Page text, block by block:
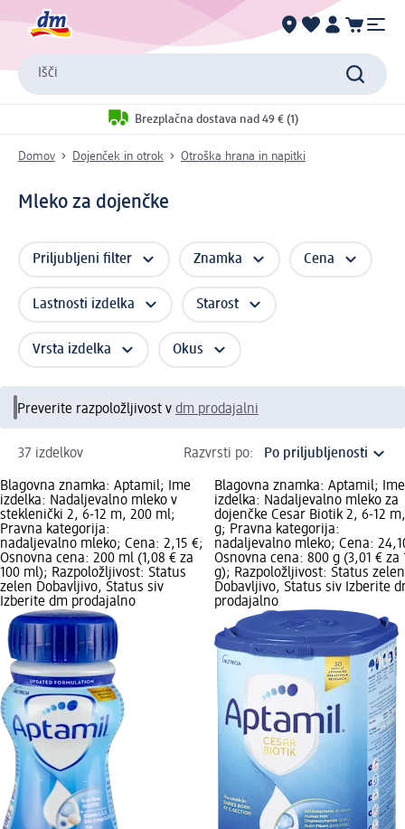
Išči
Brezplačna dostava nad 49 € (1)
Domov Dojenček in otrok Otroška hrana in napitki
Mleko za dojenčke
Priljubljeni filter Znamka Cena
Lastnosti izdelka Starost
Vrsta izdelka Okus
Preverite razpoložljivost v dm prodajalni
37 izdelkov Razvrsti po:
Blagovna znamka: Aptamil; Ime
izdelka: Nadaljevalno mleko v
steklenički 2, 6-12 m, 200 ml;
Pravna kategorija:
nadaljevalno mleko; Cena: 2,15 €;
Osnovna cena: 200 ml (1,08 € za
100 ml); Razpoložljivost: Status
zelen Dobavljivo, Status siv
Izberite dm prodajalno
Blagovna znamka: Aptamil; Ime
izdelka: Nadaljevalno mleko za
dojenčke Cesar Biotik 2, 6-12
g; Pravna kategorija:
nadaljevalno mleko; Cena:
Osnovna cena: 800 g (3,01 € za
g); Razpoložljivost: Status zelen
Dobavljivo, Status siv Izberite
prodajalno